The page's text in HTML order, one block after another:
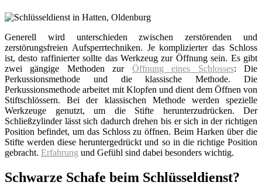
Generell wird unterschieden zwischen zerstörenden und
zerstörungsfreien Aufsperrtechniken. Je komplizierter das Schloss
ist, desto raffinierter sollte das Werkzeug zur Öffnung sein. Es gibt
zwei gängige Methoden zur Öffnung eines Schlosses: Die
Perkussionsmethode und die klassische Methode. Die
Perkussionsmethode arbeitet mit Klopfen und dient dem Öffnen von
Stiftschlössern. Bei der klassischen Methode werden spezielle
Werkzeuge genutzt, um die Stifte herunterzudrücken. Der
Schließzylinder lässt sich dadurch drehen bis er sich in der richtigen
Position befindet, um das Schloss zu öffnen. Beim Harken über die
Stifte werden diese heruntergedrückt und so in die richtige Position
gebracht. Erfahrung und Gefühl sind dabei besonders wichtig.
Schwarze Schafe beim Schlüsseldienst?